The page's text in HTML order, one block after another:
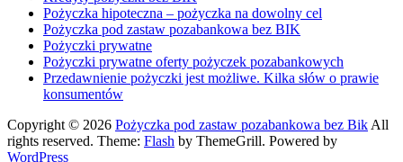
Pożyczka hipoteczna – pożyczka na dowolny cel
Pożyczka pod zastaw pozabankowa bez BIK
Pożyczki prywatne
Pożyczki prywatne oferty pożyczek pozabankowych
Przedawnienie pożyczki jest możliwe. Kilka słów o prawie
konsumentów
Copyright © 2026 Pożyczka pod zastaw pozabankowa bez Bik All
rights reserved. Theme: Flash by ThemeGrill. Powered by
WordPress